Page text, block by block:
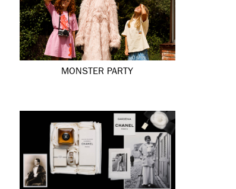
MONSTER PARTY